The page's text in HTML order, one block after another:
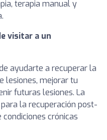
terapia manual y
visitar a un
ayudarte a recuperar la
lesiones, mejorar tu
futuras lesiones. La
la recuperación post-
crónicas